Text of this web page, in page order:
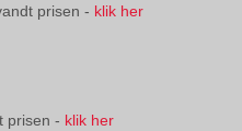
prisen - klik her
prisen - klik her